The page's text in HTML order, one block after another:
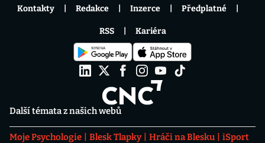
Další témata z našich webů
Moje Psychologie Blesk Tlapky Hráči na Blesku
iSport
Kontakty Redakce Inzerce Předplatné
RSS Kariéra